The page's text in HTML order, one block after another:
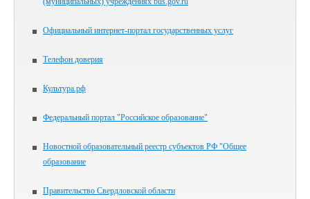
Официальный интернет-портал государственных услуг
Телефон доверия
Культура.рф
Федеральный портал "Российское образование"
Новостной образовательный реестр субъектов РФ "Общее
образование
Правительство Свердловской области